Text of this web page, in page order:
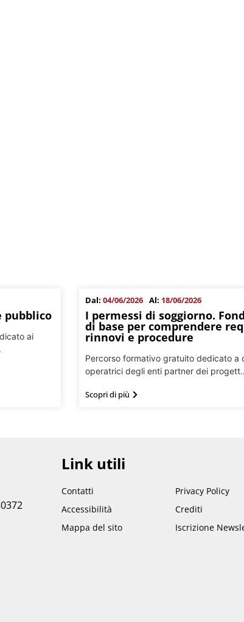
pubblico
ai
Dal: 04/06/2026 Al: 18/06/2026
I permessi di soggiorno.
di base per comprendere
rinnovi e procedure
Percorso formativo gratuito dedicato a
operatrici degli enti partner dei
Scopri di più
Link utili
Contatti
Accessibilità
Mappa del sito
Privacy Policy
Crediti
Iscrizione